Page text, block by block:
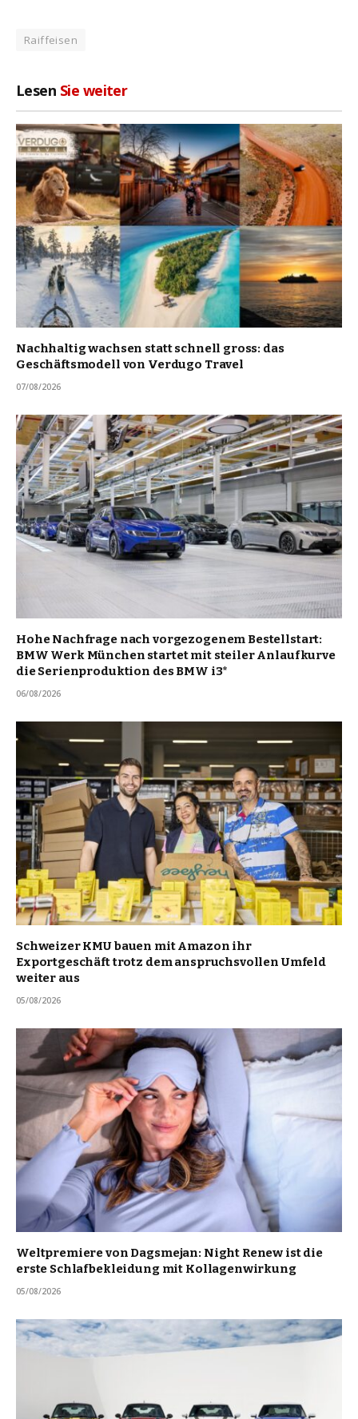
Raiffeisen
Lesen Sie weiter
Nachhaltig wachsen statt schnell gross: das
Geschäftsmodell von Verdugo Travel
07/08/2026
Hohe Nachfrage nach vorgezogenem Bestellstart:
BMW Werk München startet mit steiler Anlaufkurve
die Serienproduktion des BMW i3*
06/08/2026
Schweizer KMU bauen mit Amazon ihr
Exportgeschäft trotz dem anspruchsvollen Umfeld
weiter aus
05/08/2026
Weltpremiere von Dagsmejan: Night Renew ist die
erste Schlafbekleidung mit Kollagenwirkung
05/08/2026